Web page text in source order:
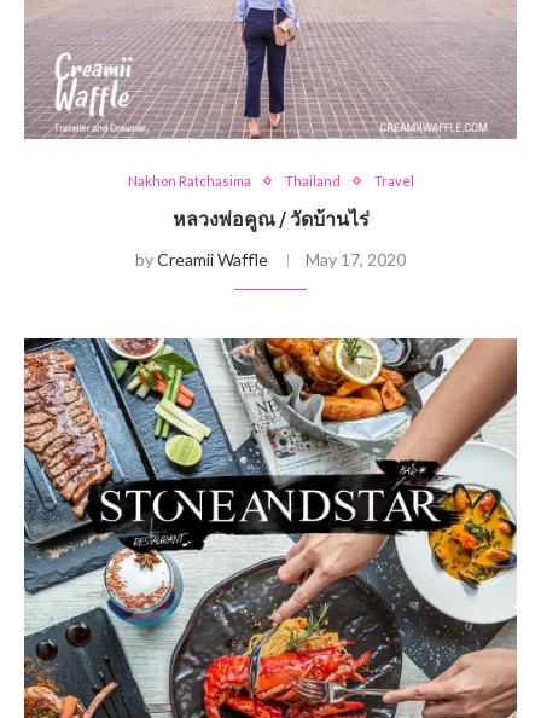
Nakhon Ratchasima Thailand Travel
หลวงพ่อคูณ / วัดบ้านไร่
byCreamii Waffle May 17, 2020